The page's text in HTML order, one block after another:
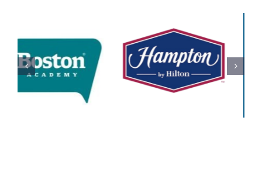
CAPACK
Del IECA
Educación Educativo
EXPLORA
(centro
De